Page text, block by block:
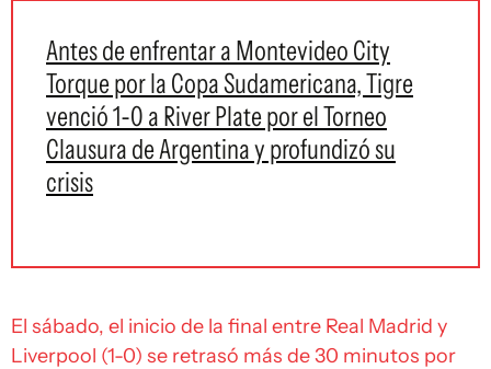
Antes de enfrentar a Montevideo City
Torque por la Copa Sudamericana, Tigre
venció 1-0 a River Plate por el Torneo
Clausura de Argentina y profundizó su
crisis
El sábado, el inicio de la final entre Real Madrid y
Liverpool (1-0) se retrasó más de 30 minutos por